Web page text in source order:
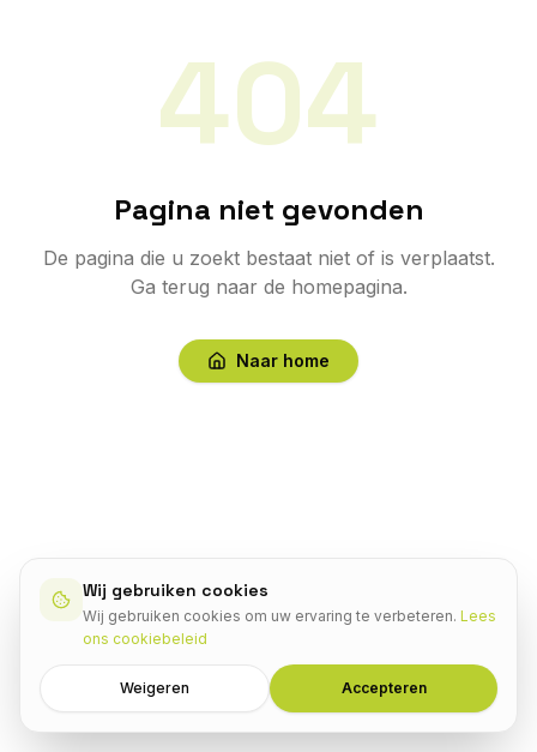
Wij gebruiken cookies
Wij gebruiken cookies om uw ervaring te verbeteren. Lees
ons cookiebeleid
Weigeren Accepteren
404
Pagina niet gevonden
De pagina die u zoekt bestaat niet of is verplaatst.
Ga terug naar de homepagina.
Naar home